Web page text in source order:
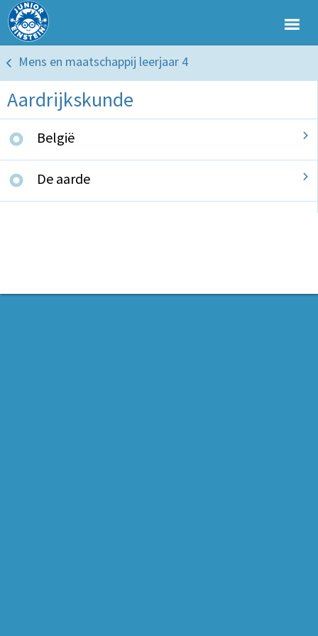
Mens en maatschappij leerjaar 4
Aardrijkskunde
België
De aarde